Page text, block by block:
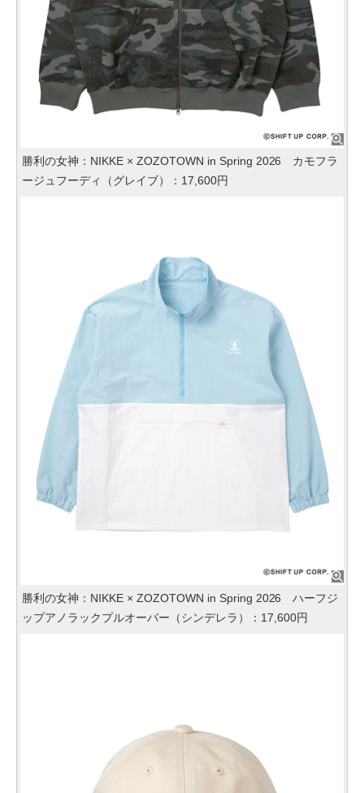
勝利の女神：NIKKE × ZOZOTOWN in Spring 2026 カモフラ
ージュフーディ（グレイブ）：17,600円
勝利の女神：NIKKE × ZOZOTOWN in Spring 2026 ハーフジ
ップアノラックプルオーバー（シンデレラ）：17,600円